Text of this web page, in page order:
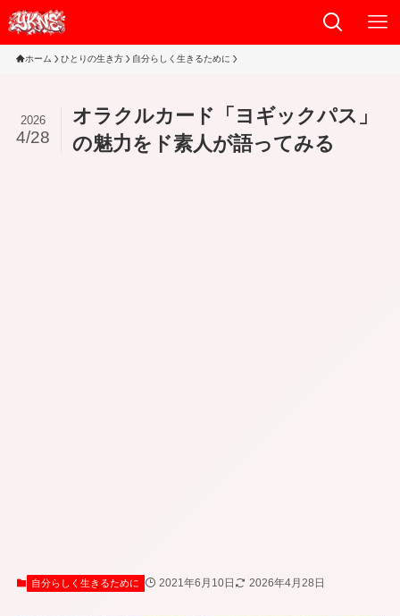
ホーム ひとりの生き方 自分らしく生きるために
オラクルカード「ヨギックパス」
の魅力をド素人が語ってみる
2026
4/28
自分らしく生きるために 2021年6月10日 2026年4月28日